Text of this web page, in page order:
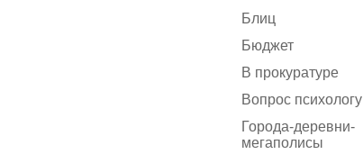
Блиц
Бюджет
В прокуратуре
Вопрос психологу
Города-деревни-
мегаполисы